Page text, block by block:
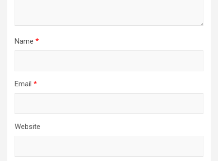
Name *
Email *
Website